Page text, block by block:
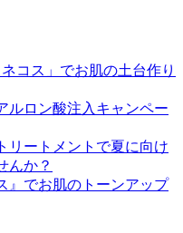
コス」でお肌の土台作り
ルロン酸注入キャンペー
リートメントで夏に向け
んか？
』でお肌のトーンアップ